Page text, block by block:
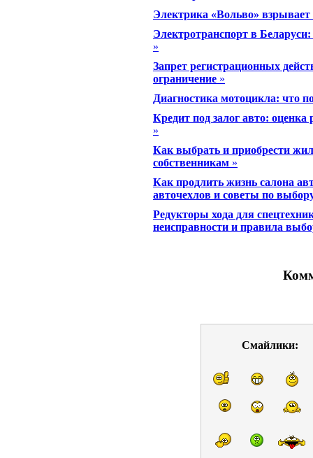
Электрика «Вольво» взрывает
Электротранспорт в
»
Запрет регистрационных
ограничение »
Диагностика мотоцикла: что
Кредит под залог авто:
»
Как выбрать и приобрести
собственникам »
Как продлить жизнь салона
авточехлов и советы по
Редукторы хода для
неисправности и правила
Смайлики: